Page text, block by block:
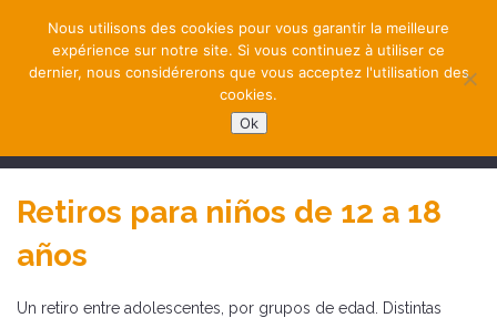
Retiros para niños de 12 a 18
años
Un retiro entre adolescentes, por grupos de edad. Distintas
Nous utilisons des cookies pour vous garantir la meilleure
expérience sur notre site. Si vous continuez à utiliser ce
dernier, nous considérerons que vous acceptez l'utilisation des
cookies.
Ok